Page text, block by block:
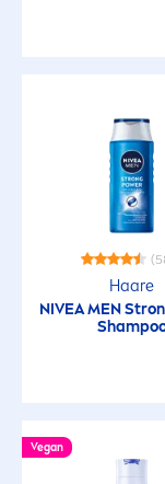
NICHT-
Silikone
Haare
NIVEA MEN
Vegan